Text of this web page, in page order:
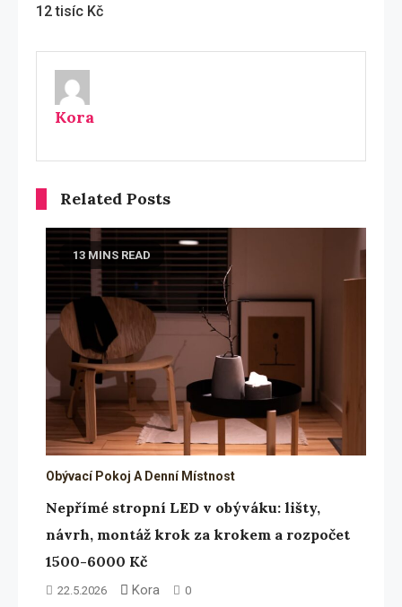
12 tisíc Kč
Kora
Related Posts
13 MINS READ
Obývací Pokoj A Denní Místnost
Nepřímé stropní LED v obýváku: lišty,
návrh, montáž krok za krokem a rozpočet
1500-6000 Kč
22.5.2026 Kora 0